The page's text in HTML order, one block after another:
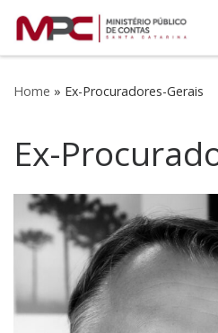
Skip to content
Home » Ex-Procuradores-Gerais
Ex-